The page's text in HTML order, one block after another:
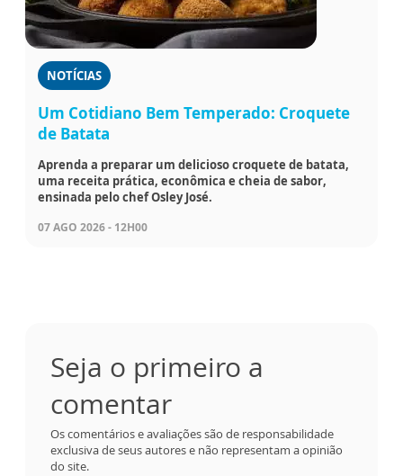
NOTÍCIAS
Um Cotidiano Bem Temperado: Croquete
de Batata
Aprenda a preparar um delicioso croquete de batata,
uma receita prática, econômica e cheia de sabor,
ensinada pelo chef Osley José.
07 AGO 2026 - 12H00
Seja o primeiro a
comentar
Os comentários e avaliações são de responsabilidade
exclusiva de seus autores e não representam a opinião
do site.